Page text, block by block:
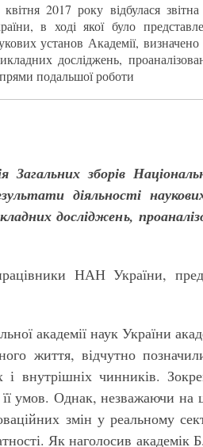
квітня 2017 року відбулася
в ході якої було
установ Академії,
досліджень,
подальшої роботи
Загальних зборів
діяльності
досліджень,
НАН України,
академії наук України
життя, відчутно
внутрішніх чинників.
її умов. Однак, незважаючи
змін у реальному
Як наголосив